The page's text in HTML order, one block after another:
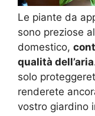
Le piante da
sono preziose
domestico,
qualità dell’aria
solo
renderete
vostro giardino